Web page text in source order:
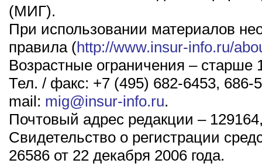
(МИГ).
При использовании материалов
правила (http://www.insur-info.ru/
Возрастные ограничения – старше
Тел. / факс: +7 (495) 682-6453, 686-
mail: mig@insur-info.ru.
Почтовый адрес редакции –
Свидетельство о регистрации
26586 от 22 декабря 2006 года.